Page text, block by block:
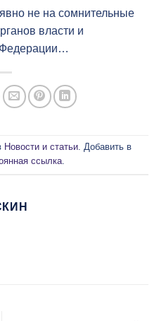
не на сомнительные
власти и
Федерации…
Новости и статьи. Добавить в
ссылка.